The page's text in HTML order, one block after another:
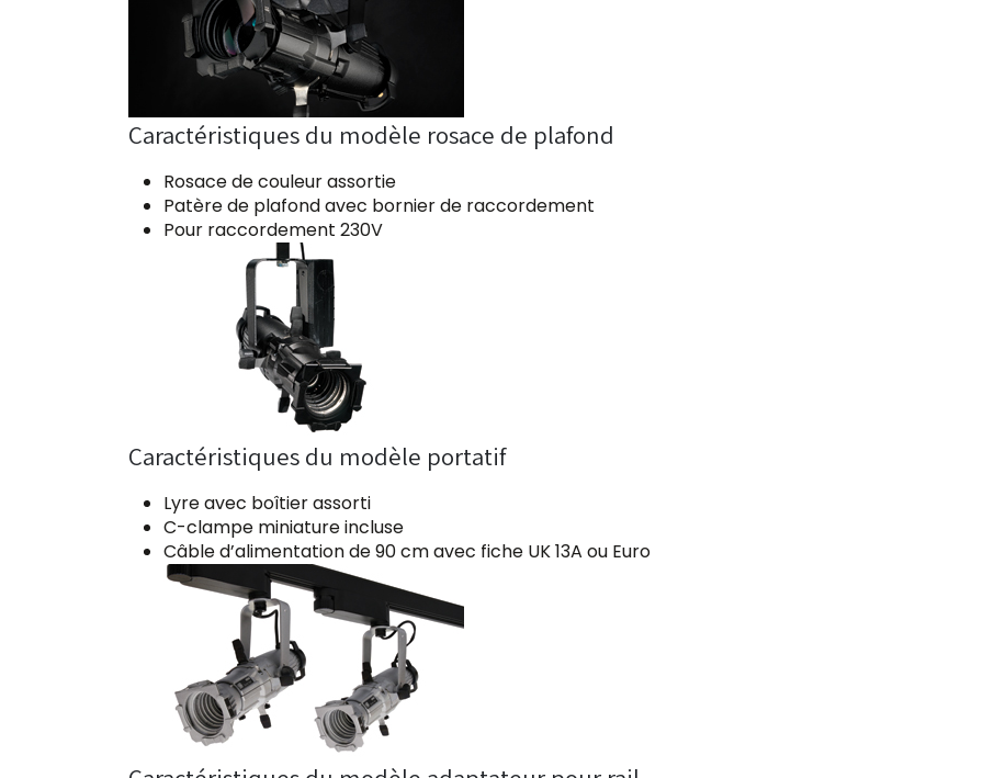
Caractéristiques du modèle rosace de plafond
Rosace de couleur assortie
Patère de plafond avec bornier de raccordement
Pour raccordement 230V
Caractéristiques du modèle portatif
Lyre avec boîtier assorti
C-clampe miniature incluse
Câble d’alimentation de 90 cm avec fiche UK 13A ou Euro